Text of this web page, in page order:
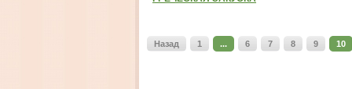
Назад 1 ... 6 7 8 9 10